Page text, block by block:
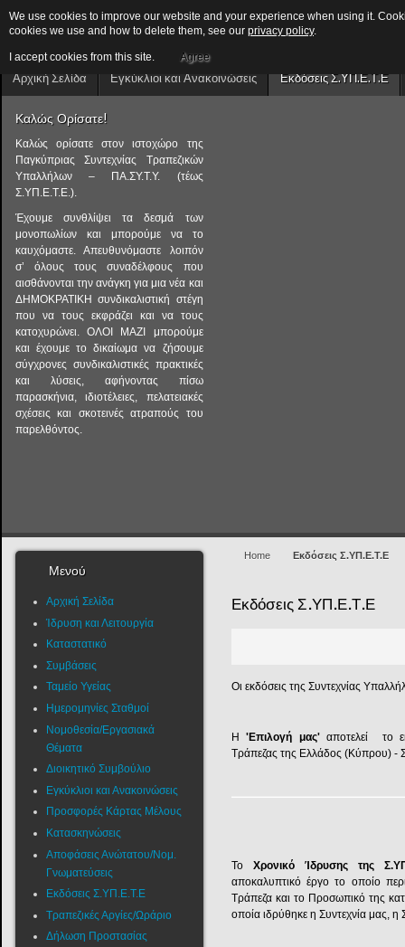
Αρχική Σελίδα Εγκύκλιοι και Ανακοινώσεις Εκδόσεις Σ.ΥΠ.Ε.Τ.Ε
Καλώς Ορίσατε!
Καλώς ορίσατε στον ιστοχώρο της
Παγκύπριας Συντεχνίας Τραπεζικών
Υπαλλήλων – ΠΑ.ΣΥ.Τ.Υ. (τέως
Σ.ΥΠ.Ε.Τ.Ε.).
Έχουμε συνθλίψει τα δεσμά των
μονοπωλίων και μπορούμε να το
καυχόμαστε. Απευθυνόμαστε λοιπόν
σ’ όλους τους συναδέλφους που
αισθάνονται την ανάγκη για μια νέα και
ΔΗΜΟΚΡΑΤΙΚΗ συνδικαλιστική στέγη
που να τους εκφράζει και να τους
κατοχυρώνει. ΟΛΟΙ ΜΑΖΙ μπορούμε
και έχουμε το δικαίωμα να ζήσουμε
σύγχρονες συνδικαλιστικές πρακτικές
και λύσεις, αφήνοντας πίσω
παρασκήνια, ιδιοτέλειες, πελατειακές
σχέσεις και σκοτεινές ατραπούς του
παρελθόντος.
Home Εκδόσεις Σ.ΥΠ.Ε.Τ.Ε
Εκδόσεις Σ.ΥΠ.Ε.Τ.Ε
Οι εκδόσεις της Συντεχνίας
Η'Επιλογή μας'αποτελεί το
Τράπεζας της Ελλάδος (Κύπρου)
Το Χρονικό Ίδρυσης της
αποκαλυπτικό έργο το οποίο
Τράπεζα και το Προσωπικό της
οποία ιδρύθηκε η Συντεχνία μας,
Μενού
Αρχική Σελίδα
Ίδρυση και Λειτουργία
Καταστατικό
Συμβάσεις
Ταμείο Υγείας
Ημερομηνίες Σταθμοί
Νομοθεσία/Εργασιακά
Θέματα
Διοικητικό Συμβούλιο
Εγκύκλιοι και Ανακοινώσεις
Προσφορές Κάρτας Μέλους
Κατασκηνώσεις
Αποφάσεις Ανώτατου/Νομ.
Γνωματεύσεις
Εκδόσεις Σ.ΥΠ.Ε.Τ.Ε
Τραπεζικές Αργίες/Ωράριο
Δήλωση Προστασίας
We use cookies to improve our website and your experience when using it.
cookies we use and how to delete them, see our privacy policy.
I accept cookies from this site. Agree